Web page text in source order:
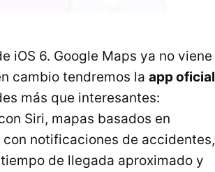
iOS 6. Google Maps ya no viene
cambio tendremos la app oficial
más que interesantes:
Siri, mapas basados en
notificaciones de accidentes,
de llegada aproximado y